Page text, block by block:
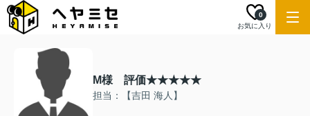
お気に入り
0
M様 評価★★★★★
担当：【吉田 海人】